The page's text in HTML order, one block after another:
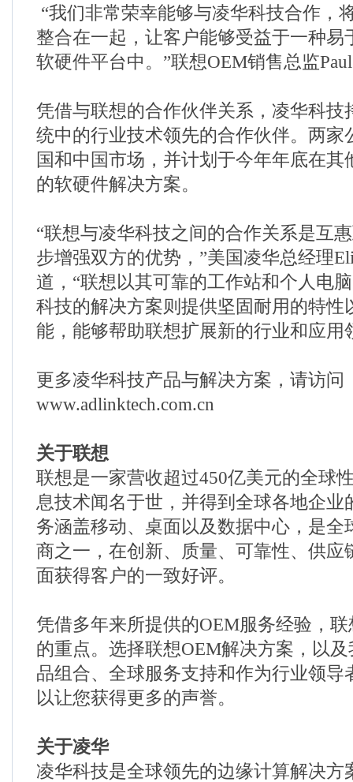
“我们非常荣幸能够与凌华科技合作，
整合在一起，让客户能够受益于一种易
软硬件平台中。”联想OEM销售总监
凭借与联想的合作伙伴关系，凌华科技
统中的行业技术领先的合作伙伴。两家
国和中国市场，并计划于今年年底在其
的软硬件解决方案。
“联想与凌华科技之间的合作关系是互
步增强双方的优势，”美国凌华总经理
道，“联想以其可靠的工作站和个人电
科技的解决方案则提供坚固耐用的特性
能，能够帮助联想扩展新的行业和应用
更多凌华科技产品与解决方案，请访问
www.adlinktech.com.cn
关于联想
联想是一家营收超过450亿美元的全球
息技术闻名于世，并得到全球各地企业
务涵盖移动、桌面以及数据中心，是全
商之一，在创新、质量、可靠性、供应
面获得客户的一致好评。
凭借多年来所提供的OEM服务经验，
的重点。选择联想OEM解决方案，以
品组合、全球服务支持和作为行业领导
以让您获得更多的声誉。
关于凌华
凌华科技是全球领先的边缘计算解决方